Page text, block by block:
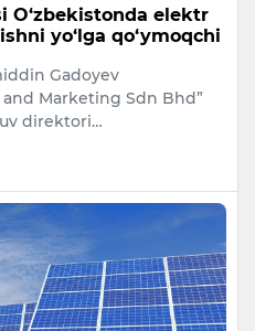
O‘zbekistonda elektr
yo‘lga qo‘ymoqchi
Gadoyev
and Marketing Sdn Bhd”
direktori…